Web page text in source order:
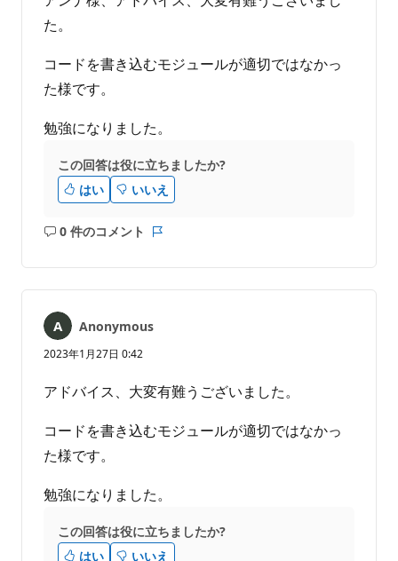
た。
コードを書き込むモジュールが適切ではなかっ
た様です。
勉強になりました。
この回答は役に立ちましたか?
はい
いいえ
0 件のコメント
コ
ト
あ
り
せ
ト
Anonymous
2023年1月27日 0:42
アドバイス、大変有難うございました。
コードを書き込むモジュールが適切ではなかっ
た様です。
勉強になりました。
この回答は役に立ちましたか?
はい
いいえ